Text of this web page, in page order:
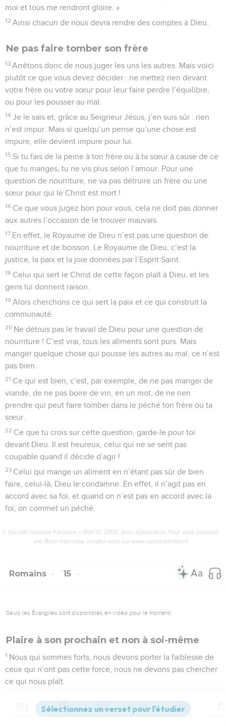
moi et tous me rendront gloire. »
12 Ainsi chacun de nous devra rendre des comptes à Dieu.
Ne pas faire tomber son frère
13 Arrêtons donc de nous juger les uns les autres. Mais voici
plutôt ce que vous devez décider : ne mettez rien devant
votre frère ou votre sœur pour leur faire perdre l’équilibre,
ou pour les pousser au mal.
14 Je le sais et, grâce au Seigneur Jésus, j’en suis sûr : rien
n’est impur. Mais si quelqu’un pense qu’une chose est
impure, elle devient impure pour lui.
15 Si tu fais de la peine à ton frère ou à ta sœur à cause de ce
que tu manges, tu ne vis plus selon l’amour. Pour une
question de nourriture, ne va pas détruire un frère ou une
sœur pour qui le Christ est mort !
16 Ce que vous jugez bon pour vous, cela ne doit pas donner
aux autres l’occasion de le trouver mauvais.
17 En effet, le Royaume de Dieu n’est pas une question de
nourriture et de boisson. Le Royaume de Dieu, c’est la
justice, la paix et la joie données par l’Esprit Saint.
18 Celui qui sert le Christ de cette façon plaît à Dieu, et les
gens lui donnent raison.
19 Alors cherchons ce qui sert la paix et ce qui construit la
communauté.
20 Ne détruis pas le travail de Dieu pour une question de
nourriture ! C’est vrai, tous les aliments sont purs. Mais
manger quelque chose qui pousse les autres au mal, ce n’est
pas bien.
21 Ce qui est bien, c’est, par exemple, de ne pas manger de
viande, de ne pas boire de vin, en un mot, de ne rien
prendre qui peut faire tomber dans le péché ton frère ou ta
sœur.
22 Ce que tu crois sur cette question, garde-le pour toi
devant Dieu. Il est heureux, celui qui ne se sent pas
coupable quand il décide d’agir !
23 Celui qui mange un aliment en n’étant pas sûr de bien
faire, celui-là, Dieu le condamne. En effet, il n’agit pas en
accord avec sa foi, et quand on n’est pas en accord avec la
foi, on commet un péché.
© Société biblique française – Bibli’O, 2000, avec autorisation. Pour vous procurer
une Bible imprimée, rendez-vous sur www.editionsbiblio.fr
Romains 15
Seuls les Évangiles sont disponibles en vidéo pour le moment.
Plaire à son prochain et non à soi-même
1 Nous qui sommes forts, nous devons porter la faiblesse de
ceux qui n’ont pas cette force, nous ne devons pas chercher
ce qui nous plaît.
bien, pour construire la communauté.
Versions Commentaires Strong